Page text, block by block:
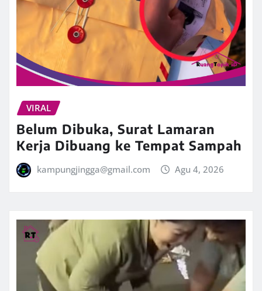
VIRAL
Belum Dibuka, Surat Lamaran
Kerja Dibuang ke Tempat Sampah
kampungjingga@gmail.com Agu 4, 2026